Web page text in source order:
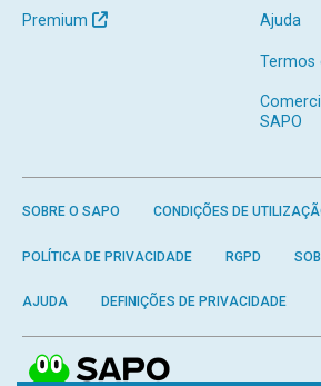
Premium Ajuda
Termos
SAPO
SOBRE O SAPO CONDIÇÕES DE
POLÍTICA DE PRIVACIDADE RGPD
AJUDA DEFINIÇÕES DE PRIVACIDADE